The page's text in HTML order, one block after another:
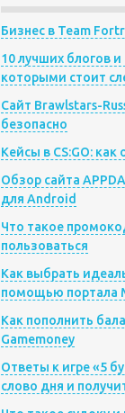
Бизнес в Team
10 лучших блогов
которыми стоит
Сайт Brawlstars-
безопасно
Кейсы в CS:GO:
Обзор сайта
для Android
Что такое
пользоваться
Как выбрать
помощью портала
Как пополнить
Gamemoney
Ответы к игре «5
слово дня и